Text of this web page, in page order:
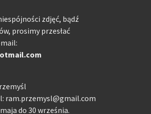
zdjęć, bądź
prosimy przesłać
ram.przemysl@gmail.com
do 30 września.